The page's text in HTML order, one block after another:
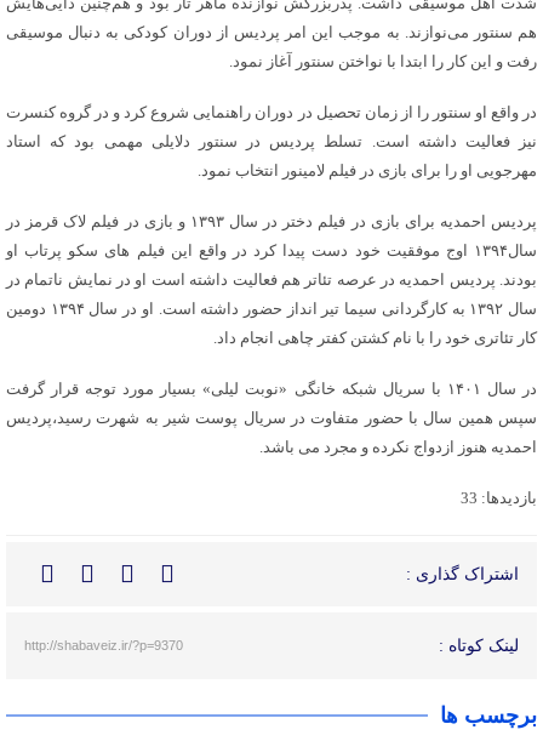
هم سنتور می‌نوازند. به موجب این امر پردیس از دوران کودکی به دنبال موسیقی
رفت و این کار را ابتدا با نواختن سنتور آغاز نمود.
در واقع او سنتور را از زمان تحصیل در دوران راهنمایی شروع کرد و در گروه کنسرت
نیز فعالیت داشته است. تسلط پردیس در سنتور دلایلی مهمی بود که استاد
مهرجویی او را برای بازی در فیلم لامینور انتخاب نمود.
پردیس احمدیه برای بازی در فیلم دختر در سال ۱۳۹۳ و بازی در فیلم لاک قرمز در
سال۱۳۹۴ اوج موفقیت خود دست پیدا کرد در واقع این فیلم های سکو پرتاب او
بودند. پردیس احمدیه در عرصه تئاتر هم فعالیت داشته است او در نمایش ناتمام در
سال ۱۳۹۲ به کارگردانی سیما تیر انداز حضور داشته است. او در سال ۱۳۹۴ دومین
کار تئاتری خود را با نام کشتن کفتر چاهی انجام داد.
در سال ۱۴۰۱ با سریال شبکه خانگی «نوبت لیلی» بسیار مورد توجه قرار گرفت
سپس همین سال با حضور متفاوت در سریال پوست شیر به شهرت رسید،پردیس
احمدیه هنوز ازدواج نکرده و مجرد می باشد.
بازدیدها: 33
اشتراک گذاری :
لینک کوتاه : http://shabaveiz.ir/?p=9370
برچسب ها